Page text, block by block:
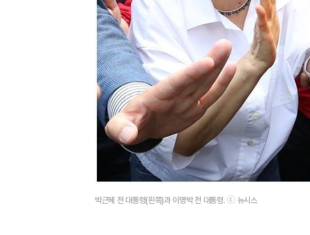
박근혜 전 대통령(왼쪽)과 이명박 전 대통령. ⓒ 뉴시스